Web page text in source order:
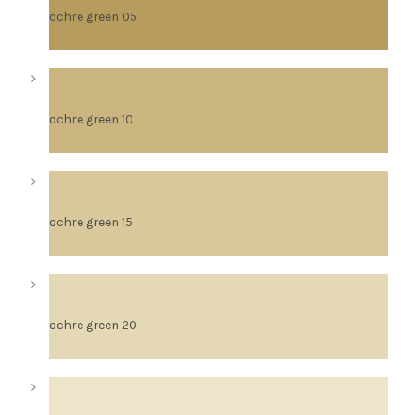
ochre green 05
ochre green 10
ochre green 15
ochre green 20